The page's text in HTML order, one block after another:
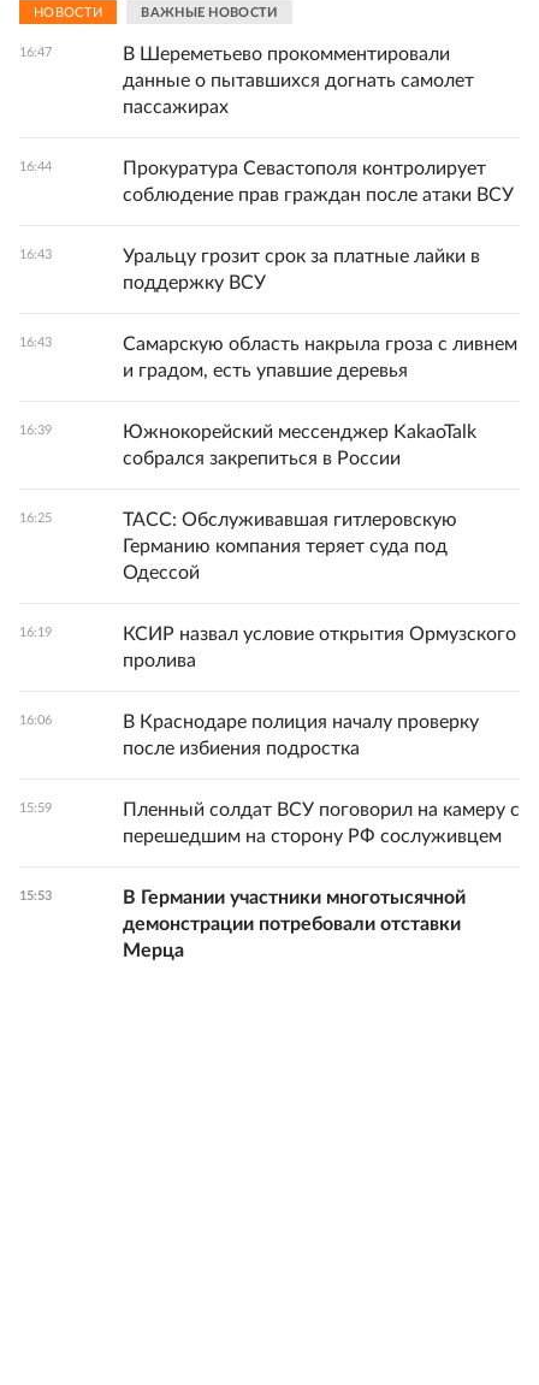
НОВОСТИ ВАЖНЫЕ НОВОСТИ
16:47
В Шереметьево прокомментировали
данные о пытавшихся догнать самолет
пассажирах
16:44
Прокуратура Севастополя контролирует
соблюдение прав граждан после атаки ВСУ
16:43
Уральцу грозит срок за платные лайки в
поддержку ВСУ
16:43
Самарскую область накрыла гроза с ливнем
и градом, есть упавшие деревья
16:39
Южнокорейский мессенджер KakaoTalk
собрался закрепиться в России
16:25
ТАСС: Обслуживавшая гитлеровскую
Германию компания теряет суда под
Одессой
16:19
КСИР назвал условие открытия Ормузского
пролива
16:06
В Краснодаре полиция началу проверку
после избиения подростка
15:59
Пленный солдат ВСУ поговорил на камеру с
перешедшим на сторону РФ сослуживцем
15:53
В Германии участники многотысячной
демонстрации потребовали отставки
Мерца